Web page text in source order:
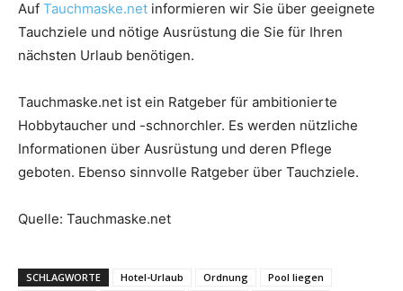
Auf Tauchmaske.net informieren wir Sie über geeignete
Tauchziele und nötige Ausrüstung die Sie für Ihren
nächsten Urlaub benötigen.
Tauchmaske.net ist ein Ratgeber für ambitionierte
Hobbytaucher und -schnorchler. Es werden nützliche
Informationen über Ausrüstung und deren Pflege
geboten. Ebenso sinnvolle Ratgeber über Tauchziele.
Quelle: Tauchmaske.net
SCHLAGWORTE Hotel-Urlaub Ordnung
Pool liegen